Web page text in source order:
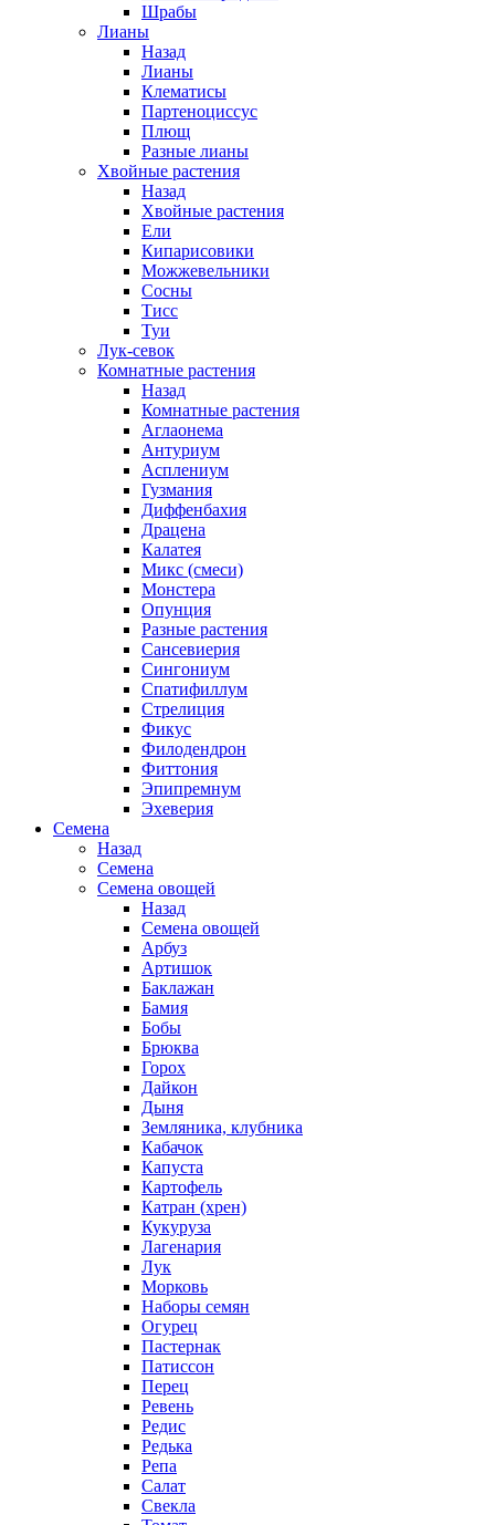
Шрабы
Лианы
Назад
Лианы
Клематисы
Партеноциссус
Плющ
Разные лианы
Хвойные растения
Назад
Хвойные растения
Ели
Кипарисовики
Можжевельники
Сосны
Тисс
Туи
Лук-севок
Комнатные растения
Назад
Комнатные растения
Аглаонема
Антуриум
Асплениум
Гузмания
Диффенбахия
Драцена
Калатея
Микс (смеси)
Монстера
Опунция
Разные растения
Сансевиерия
Сингониум
Спатифиллум
Стрелиция
Фикус
Филодендрон
Фиттония
Эпипремнум
Эхеверия
Семена
Назад
Семена
Семена овощей
Назад
Семена овощей
Арбуз
Артишок
Баклажан
Бамия
Бобы
Брюква
Горох
Дайкон
Дыня
Земляника, клубника
Кабачок
Капуста
Картофель
Катран (хрен)
Кукуруза
Лагенария
Лук
Морковь
Наборы семян
Огурец
Пастернак
Патиссон
Перец
Ревень
Редис
Редька
Репа
Салат
Свекла